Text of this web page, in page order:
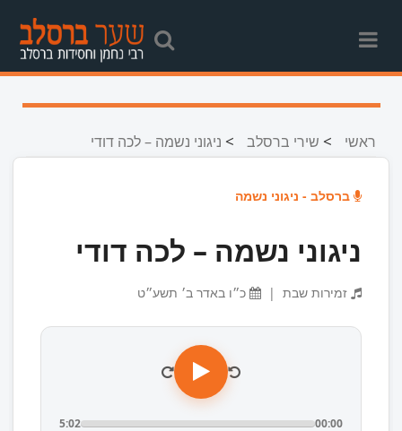
ראשי > שירי ברסלב > ניגוני נשמה – לכה דודי
ברסלב - ניגוני נשמה
ניגוני נשמה – לכה דודי
זמירות שבת | כ״ו באדר ב׳ תשע״ט
00:00
5:02